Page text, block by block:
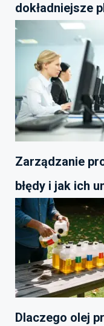
dokładniejsze
Zarządzanie
błędy i jak ich
Dlaczego olej